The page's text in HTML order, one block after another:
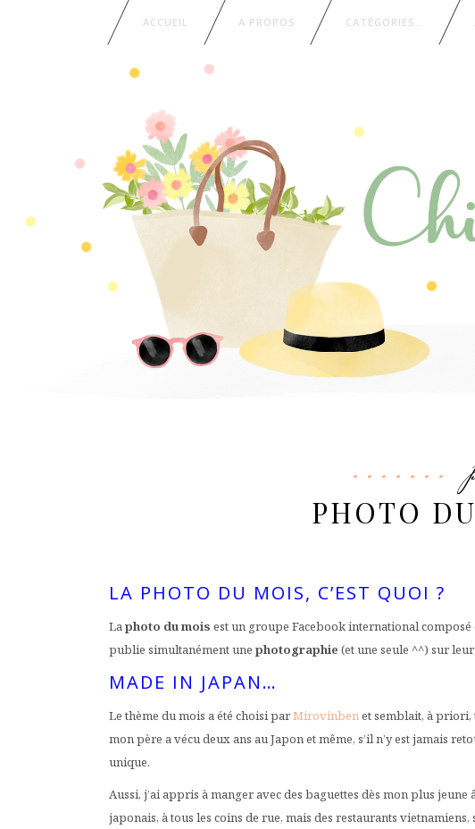
ACCUEIL A PROPOS CATÉGORIES…
PHOTO
LA PHOTO DU MOIS, C’EST QUOI ?
Laphoto du mois est un groupe Facebook international
publie simultanément une photographie (et une seule ^^) sur
MADE IN JAPAN…
Le thème du mois a été choisi parMirovinbenet semblait, à priori,
mon père a vécu deux ans au Japon et même, s’il n’y est jamais
unique.
Aussi, j’ai appris à manger avec des baguettes dès mon plus jeune
japonais, à tous les coins de rue, mais des restaurants